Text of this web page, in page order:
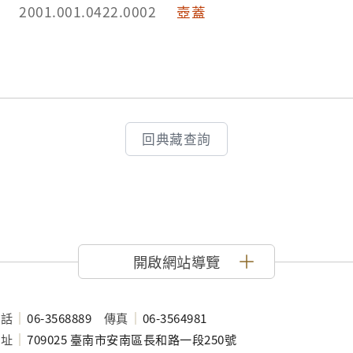
2001.001.0422.0002 壺蓋
回典藏查詢
開啟網站導覽
06-3568889 傳真
06-3564981
709025 臺南市安南區長和路一段250號